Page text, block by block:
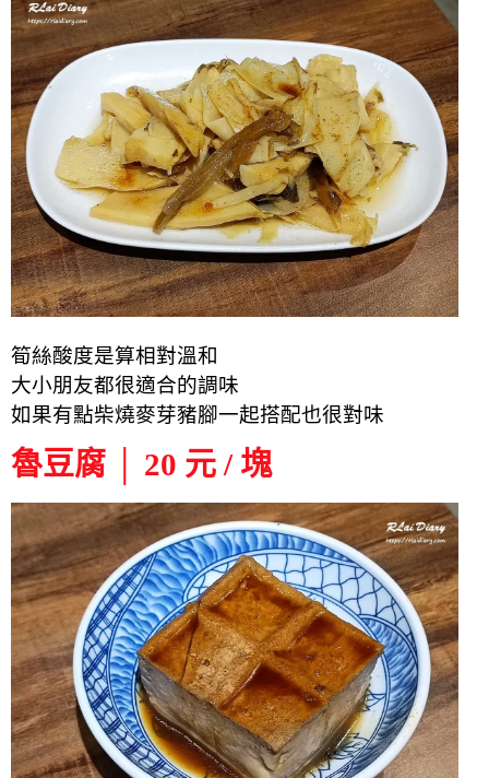
筍絲酸度是算相對溫和
大小朋友都很適合的調味
如果有點柴燒麥芽豬腳一起搭配也很對味
魯豆腐 │ 20 元 / 塊